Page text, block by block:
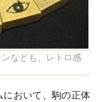
なども、レトロ感
おいて、駒の正体